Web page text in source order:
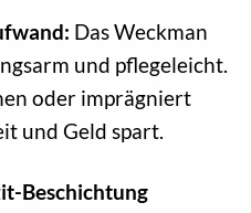
Das Weckman
und pflegeleicht.
oder imprägniert
und Geld spart.
Beschichtung